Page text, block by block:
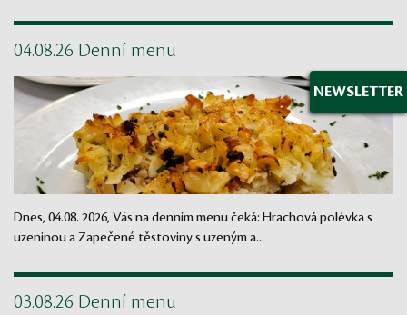
04.08.26 Denní menu
Dnes, 04.08. 2026, Vás na denním menu čeká: Hrachová polévka s
uzeninou a Zapečené těstoviny s uzeným a...
03.08.26 Denní menu
NEWSLETTER